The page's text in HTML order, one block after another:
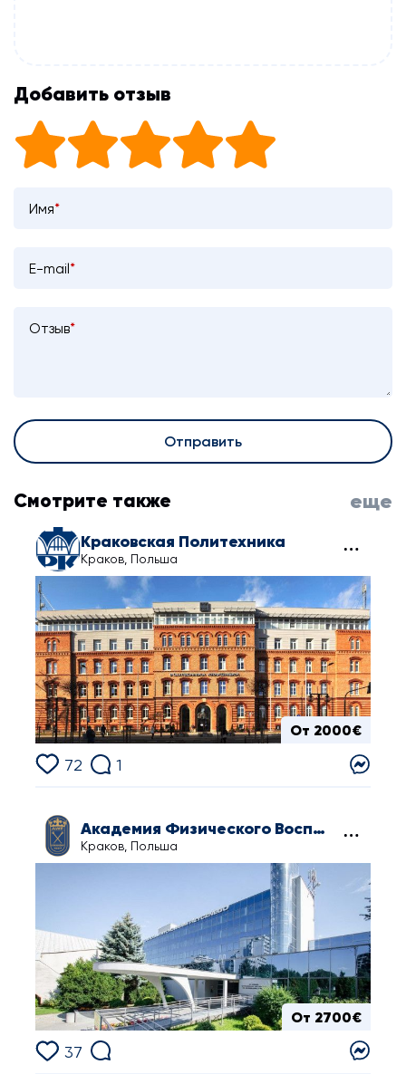
Добавить отзыв
Имя*
E-mail*
Отзыв*
Отправить
Смотрите также еще
Краковская Политехника
Краков, Польша
От 2000€
72 1
Академия Физического Воспитания в Кракове
Краков, Польша
От 2700€
37